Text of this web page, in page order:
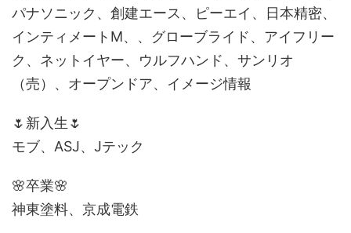
パナソニック、創建エース、ピーエイ、日本精密、
インティメートM、、グローブライド、アイフリー
ク、ネットイヤー、ウルフハンド、サンリオ
（売）、オープンドア、イメージ情報
🌷新入生🌷
モブ、ASJ、Jテック
🌸卒業🌸
神東塗料、京成電鉄